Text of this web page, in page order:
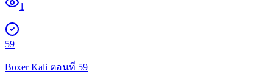
1
59
Boxer Kali ตอนที่ 59